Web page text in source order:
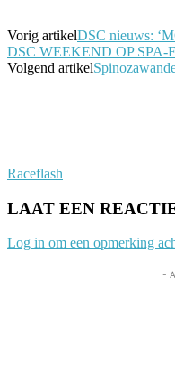
Vorig artikelDSC nieuws:
DSC WEEKEND OP SPA-
Volgend artikel
Raceflash
LAAT EEN
Log in om een opmerking
-